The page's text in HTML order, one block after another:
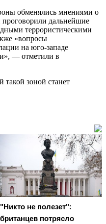
обменялись мнениями о
дальнейшие
террористическими
«вопросы
на юго-западе
— отметили в
такой зоной станет
"Никто не полезет":
британцев потрясло